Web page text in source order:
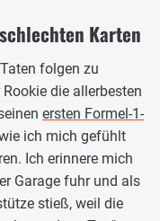
Karten
folgen zu
die allerbesten
ersten Formel-1-
ich mich gefühlt
Ich erinnere mich
Garage fuhr und als
stieß, weil die